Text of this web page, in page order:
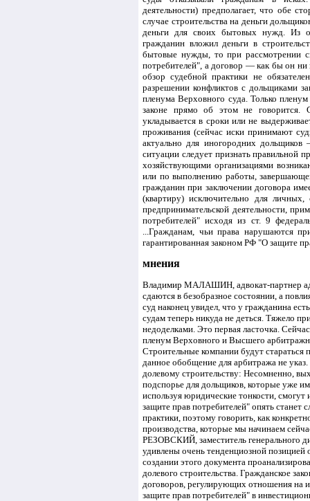
деятельности) предполагает, что обе
случае строительства на деньги
деньги для своих бытовых нужд. Из
гражданин вложил деньги в
бытовые нужды, то при рассмотрении
потребителей", а договор — как бы он
обзор судебной практики не
разрешении конфликтов с дольщиками
пленума Верховного суда. Только
законе прямо об этом не говорится.
укладывается в сроки или не
проживания (сейчас иски принимают
актуально для иногородних
ситуации следует признать правильной
хозяйствующими организациями
или по выполнению работы,
гражданин при заключении договора
(квартиру) исключительно для
предпринимательской деятельности,
потребителей" исходя из ст. 9
...Гражданам, чьи права нарушаются
гарантированная законом РФ "О защите
мнения
Владимир МАЛАШИН, адвокат-партнер
сдаются в безобразное состоянии, а
суд наконец увидел, что у гражданина
судам теперь никуда не деться. Тяжело
недоделками. Это первая ласточка.
пленум Верховного и Высшего
Строительные компании будут стараться
данное обобщение для арбитража не
долевому строительству: Несомненно,
подспорье для дольщиков, которые уже
используя юридические тонкости, смогут
защите прав потребителей" опять
практики, поэтому говорить, как
производства, которые мы начинаем
РЕЗОВСКИЙ, заместитель
удивлены очень тенденциозной
создании этого документа
долевого строительства. Гражданское
договоров, регулирующих отношения на
защите прав потребителей" в